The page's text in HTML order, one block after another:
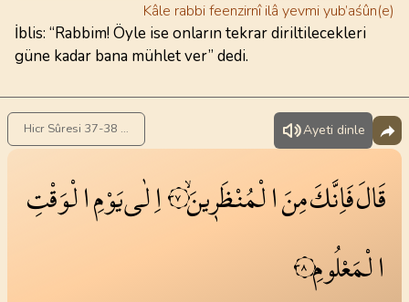
Kâle rabbi feenzirnî ilâ yevmi yub’aśûn(e)
İblis: “Rabbim! Öyle ise onların tekrar diriltilecekleri
güne kadar bana mühlet ver” dedi.
Hicr Sûresi 37-38 . Ayet Ayeti dinle
قَالَفَاِنَّكَمِنَالْمُنْظَر۪ينَۙ٣٧اِلٰىيَوْمِالْوَقْتِ
الْمَعْلُومِ٣٨